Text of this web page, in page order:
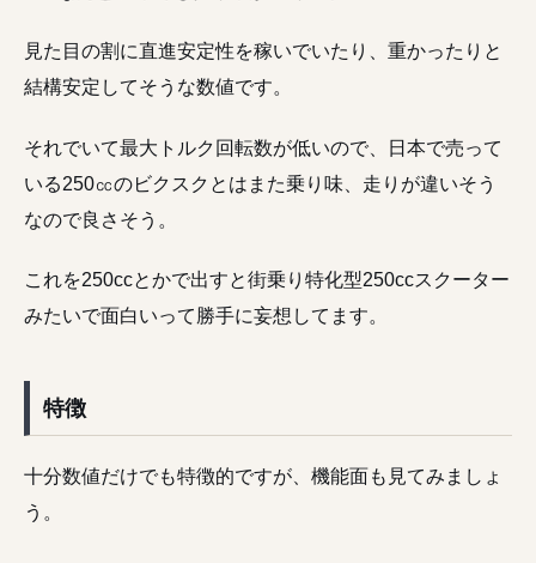
見た目の割に直進安定性を稼いでいたり、重かったりと
結構安定してそうな数値です。
それでいて最大トルク回転数が低いので、日本で売って
いる250㏄のビクスクとはまた乗り味、走りが違いそう
なので良さそう。
これを250ccとかで出すと街乗り特化型250ccスクーター
みたいで面白いって勝手に妄想してます。
特徴
十分数値だけでも特徴的ですが、機能面も見てみましょ
う。